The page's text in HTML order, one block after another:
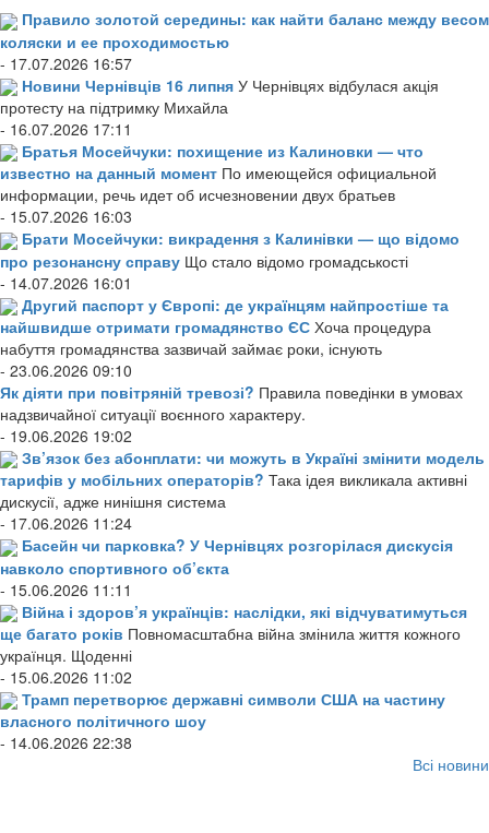
Правило золотой середины: как найти баланс между весом
коляски и ее проходимостью
- 17.07.2026 16:57
Новини Чернівців 16 липня У Чернівцях відбулася акція
протесту на підтримку Михайла
- 16.07.2026 17:11
Братья Мосейчуки: похищение из Калиновки — что
известно на данный момент По имеющейся официальной
информации, речь идет об исчезновении двух братьев
- 15.07.2026 16:03
Брати Мосейчуки: викрадення з Калинівки — що відомо
про резонансну справу Що стало відомо громадськості
- 14.07.2026 16:01
Другий паспорт у Європі: де українцям найпростіше та
найшвидше отримати громадянство ЄС Хоча процедура
набуття громадянства зазвичай займає роки, існують
- 23.06.2026 09:10
Як діяти при повітряній тревозі? Правила поведінки в умовах
надзвичайної ситуації воєнного характеру.
- 19.06.2026 19:02
Зв’язок без абонплати: чи можуть в Україні змінити модель
тарифів у мобільних операторів? Така ідея викликала активні
дискусії, адже нинішня система
- 17.06.2026 11:24
Басейн чи парковка? У Чернівцях розгорілася дискусія
навколо спортивного об’єкта
- 15.06.2026 11:11
Війна і здоров’я українців: наслідки, які відчуватимуться
ще багато років Повномасштабна війна змінила життя кожного
українця. Щоденні
- 15.06.2026 11:02
Трамп перетворює державні символи США на частину
власного політичного шоу
- 14.06.2026 22:38
Всі новини